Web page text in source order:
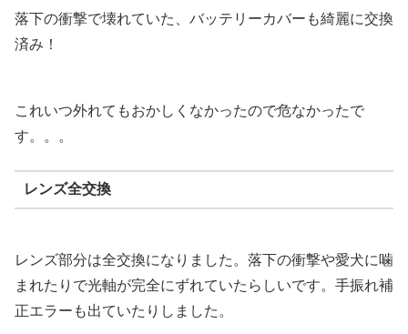
落下の衝撃で壊れていた、バッテリーカバーも綺麗に交換
済み！
これいつ外れてもおかしくなかったので危なかったで
す。。。
レンズ全交換
レンズ部分は全交換になりました。落下の衝撃や愛犬に噛
まれたりで光軸が完全にずれていたらしいです。手振れ補
正エラーも出ていたりしました。